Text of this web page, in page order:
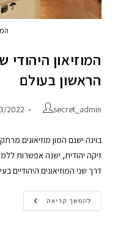
המוזיאון היהודי
הראשון בעולם
secret_admin
2022
בוינה ישנם המון מוזיאונים
זיקה יהודית, ישנה אפשרות
דרך שני המוזיאונים היהודיים
להמשך קריאה